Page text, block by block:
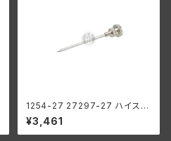
1254-27 27297-27 ハイスピ
ード ニードル アジャスタブル ハ
ーレーダビッドソン 1.1/4 インチ
リンカートキャブレーター
¥3,461